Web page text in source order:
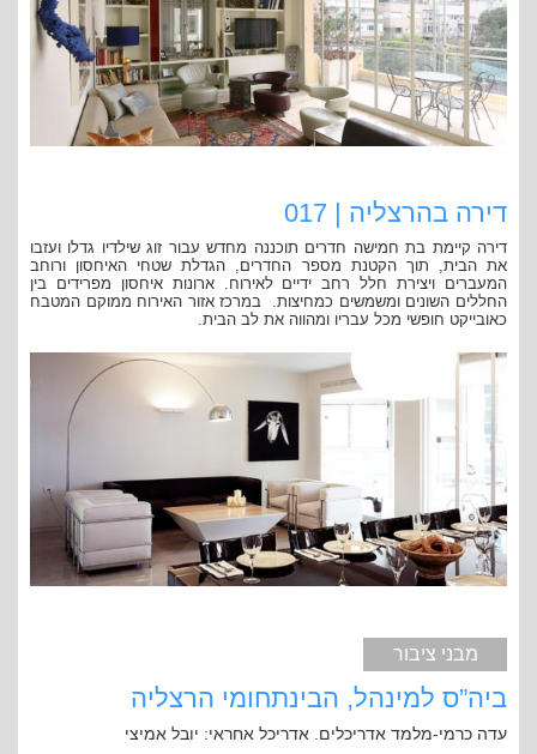
דירה בהרצליה | 017
דירה קיימת בת חמישה חדרים תוכננה מחדש עבור זוג שילדיו גדלו ועזבו
את הבית, תוך הקטנת מספר החדרים, הגדלת שטחי האיחסון ורוחב
המעברים ויצירת חלל רחב ידיים לאירוח. ארונות איחסון מפרידים בין
החללים השונים ומשמשים כמחיצות. במרכז אזור האירוח ממוקם המטבח
כאובייקט חופשי מכל עבריו ומהווה את לב הבית.
מבני ציבור
ביה”ס למינהל, הבינתחומי הרצליה
עדה כרמי-מלמד אדריכלים. אדריכל אחראי: יובל אמיצי